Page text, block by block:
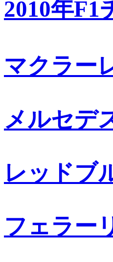
2010年F1
マクラー
メルセデ
レッドブ
フェラー